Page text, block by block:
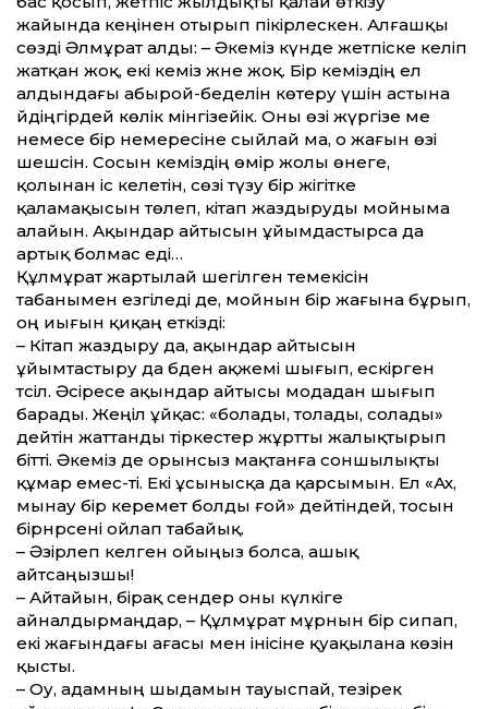
жайында кеңінен отырып пікірлескен. Алғашқы
сөзді Әлмұрат алды: – Әкеміз күнде жетпіске келіп
жатқан жоқ, екі әкеміз және жоқ. Бір әкеміздің ел
алдындағы абырой-беделін көтеру үшін астына
әйдіңгірдей көлік мінгізейік. Оны өзі жүргізе ме
немесе бір немересіне сыйлай ма, о жағын өзі
шешсін. Сосын әкеміздің өмір жолы өнеге,
қолынан іс келетін, сөзі түзу бір жігітке
қаламақысын төлеп, кітап жаздыруды мойныма
алайын. Ақындар айтысын ұйымдастырса да
артық болмас еді…
Құлмұрат жартылай шегілген темекісін
табанымен езгіледі де, мойнын бір жағына бұрып,
оң иығын қиқаң еткізді:
– Кітап жаздыру да, ақындар айтысын
ұйымтастыру да әбден ақжемі шығып, ескірген
тәсіл. Әсіресе ақындар айтысы модадан шығып
барады. Жеңіл ұйқас: «болады, толады, солады»
дейтін жаттанды тіркестер жұртты жалықтырып
бітті. Әкеміз де орынсыз мақтанға соншылықты
құмар емес-ті. Екі ұсынысқа да қарсымын. Ел «Ах,
мынау бір керемет болды ғой» дейтіндей, тосын
бірнәрсені ойлап табайық.
– Әзірлеп келген ойыңыз болса, ашық
айтсаңызшы!
– Айтайын, бірақ сендер оны күлкіге
айналдырмаңдар, – Құлмұрат мұрнын бір сипап,
екі жағындағы ағасы мен інісіне қуақылана көзін
қысты.
– Оу, адамның шыдамын тауыспай, тезірек